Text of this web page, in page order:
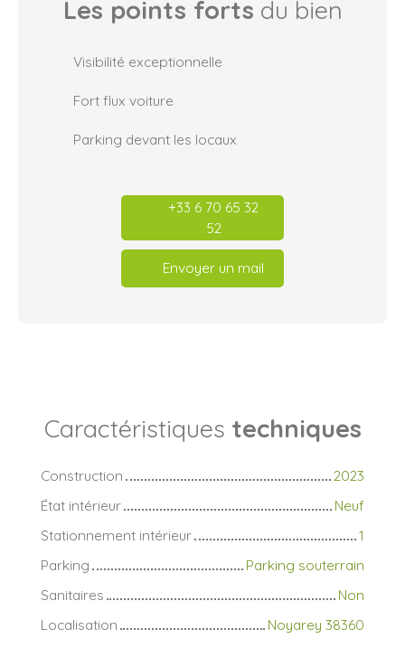
Les points forts du bien
Visibilité exceptionnelle
Fort flux voiture
Parking devant les locaux
+33 6 70 65 32
52
Envoyer un mail
Caractéristiques techniques
Construction
2023
État intérieur
Neuf
Stationnement intérieur
1
Parking
Parking souterrain
Sanitaires
Non
Localisation
Noyarey 38360